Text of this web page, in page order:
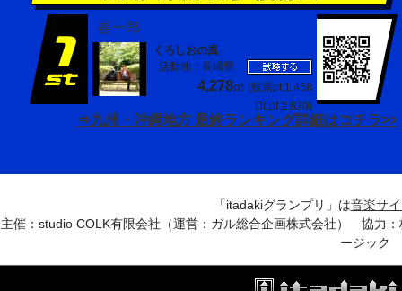
喜一郎
くろしおの風
活動地：長崎県
4,278pt (投票pt:1,458
DLpt:2,820)
⇒九州・沖縄地方 最終ランキング詳細はコチラ>>
「itadakiグランプリ」は音楽サ
主催：studio COLK有限会社（運営：ガル総合企画株式会社） 協力
ージック